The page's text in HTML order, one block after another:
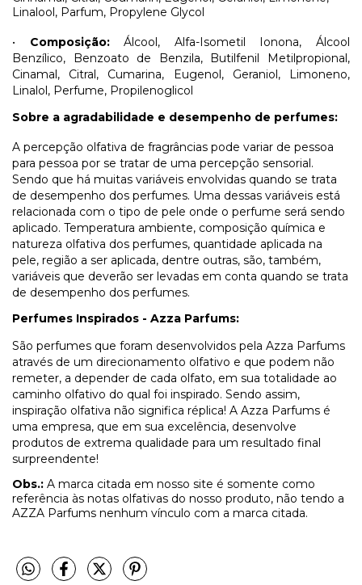
Linalool, Parfum, Propylene Glycol
• Composição:Álcool, Alfa-Isometil Ionona, Álcool
Benzílico, Benzoato de Benzila, Butilfenil Metilpropional,
Cinamal, Citral, Cumarina, Eugenol, Geraniol, Limoneno,
Linalol, Perfume, Propilenoglicol
Sobre a agradabilidade e desempenho de perfumes:
A percepção olfativa de fragrâncias pode variar de pessoa
para pessoa por se tratar de uma percepção sensorial.
Sendo que há muitas variáveis envolvidas quando se trata
de desempenho dos perfumes. Uma dessas variáveis está
relacionada com o tipo de pele onde o perfume será sendo
aplicado. Temperatura ambiente, composição química e
natureza olfativa dos perfumes, quantidade aplicada na
pele, região a ser aplicada, dentre outras, são, também,
variáveis que deverão ser levadas em conta quando se trata
de desempenho dos perfumes.
Perfumes Inspirados - Azza Parfums:
São perfumes que foram desenvolvidos pela Azza Parfums
através de um direcionamento olfativo e que podem não
remeter, a depender de cada olfato, em sua totalidade ao
caminho olfativo do qual foi inspirado. Sendo assim,
inspiração olfativa não significa réplica! A Azza Parfums é
uma empresa, que em sua excelência, desenvolve
produtos de extrema qualidade para um resultado final
surpreendente!
Obs.: A marca citada em nosso site é somente como
referência às notas olfativas do nosso produto, não tendo a
AZZA Parfums nenhum vínculo com a marca citada.